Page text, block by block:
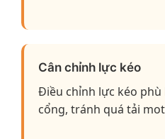
Cân chỉnh lực kéo
Điều chỉnh lực kéo
cổng, tránh quá tải